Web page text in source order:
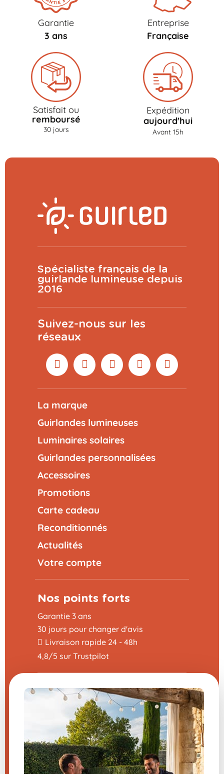
Garantie
3 ans
Entreprise
Française
Satisfait ou
remboursé
30 jours
Expédition
aujourd'hui
Avant 15h
Spécialiste français de la
guirlande lumineuse depuis
2016
Suivez-nous sur les
réseaux
La marque
Guirlandes lumineuses
Luminaires solaires
Guirlandes personnalisées
Accessoires
Promotions
Carte cadeau
Reconditionnés
Actualités
Votre compte
Nos points forts
Garantie 3 ans
30 jours pour changer d'avis
Livraison rapide 24 - 48h
4,8/5 sur Trustpilot
Utile
Programme Parrainage
La foire aux questions
CGV
Mentions légales
Nous contacter